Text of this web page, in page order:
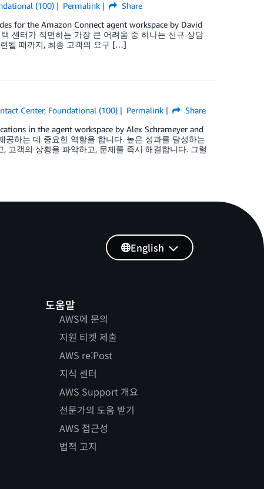
(100) Permalink
Share
for the Amazon Connect agent workspace by David
센터가 직면하는 가장 큰 어려움 중 하나는 신규 상담
될 때까지, 최종 고객의 요구 […]
Center, Foundational (100) Permalink
Share
in the agent workspace by Alex Schrameyer and
하는 데 중요한 역할을 합니다. 높은 성과를 달성하는
고객의 상황을 파악하고, 문제를 즉시 해결합니다. 그럴
도움말
AWS에 문의
지원 티켓 제출
AWS re:Post
지식 센터
AWS Support 개요
전문가의 도움 받기
AWS 접근성
법적 고지
English